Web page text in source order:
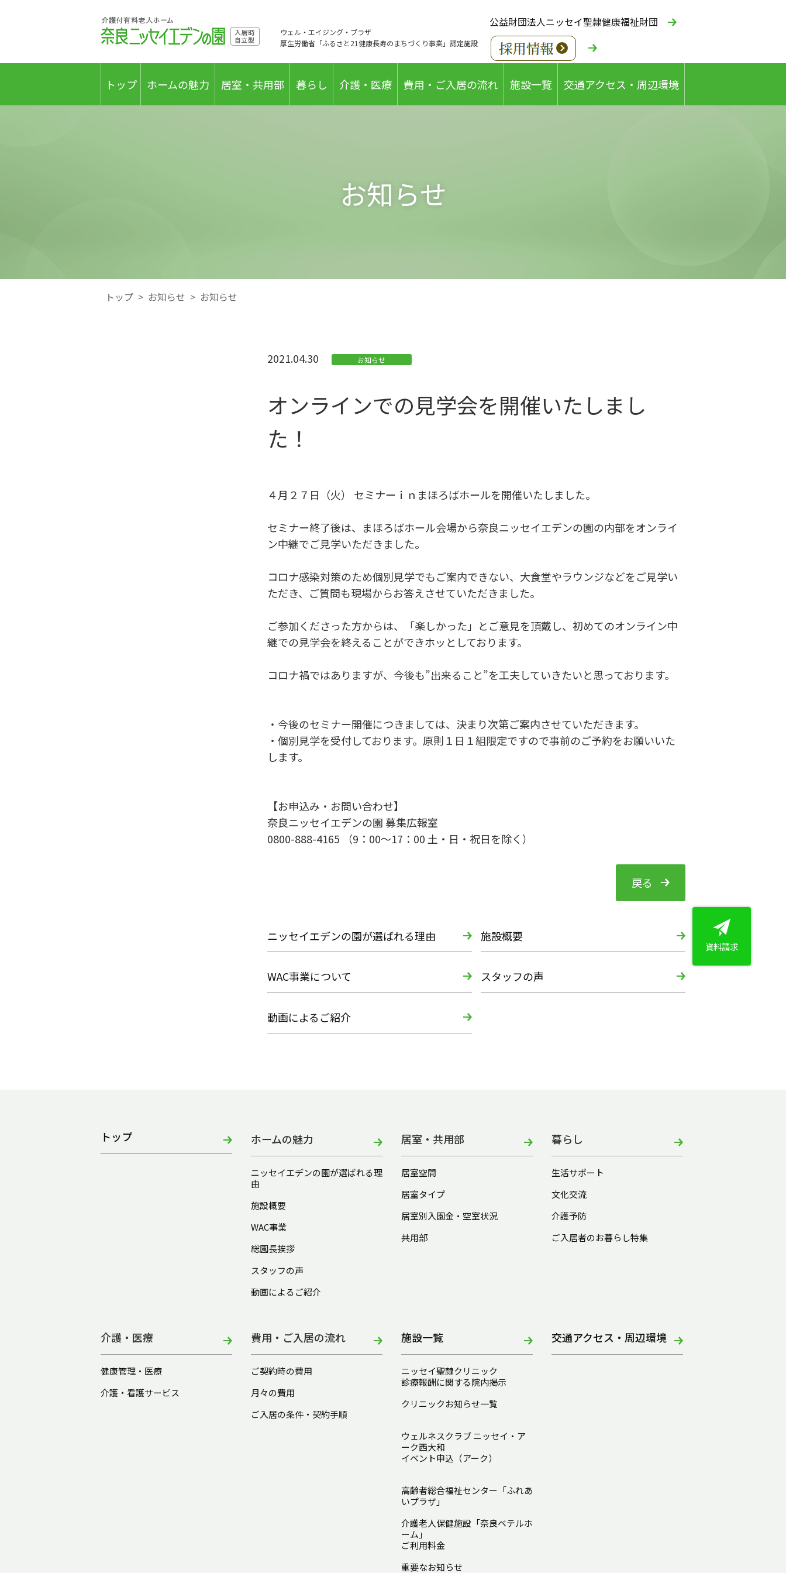
公益財団法人ニッセイ聖隷健康福祉財団
ウェル・エイジング・プラザ
厚生労働省「ふるさと21健康長寿のまちづくり事業」認定施設
トップ ホームの魅力 居室・共用部 暮らし 介護・医療 費用・ご入居の流れ 施設一覧 交通アクセス・周辺環境
お知らせ
トップ > お知らせ > お知らせ
2021.04.30 お知らせ
オンラインでの見学会を開催いたしまし
た！
４月２７日（火） セミナーｉｎまほろばホールを開催いたしました。
セミナー終了後は、まほろばホール会場から奈良ニッセイエデンの園の内部をオンライ
ン中継でご見学いただきました。
コロナ感染対策のため個別見学でもご案内できない、大食堂やラウンジなどをご見学い
ただき、ご質問も現場からお答えさせていただきました。
ご参加くださった方からは、「楽しかった」とご意見を頂戴し、初めてのオンライン中
継での見学会を終えることができホッとしております。
コロナ禍ではありますが、今後も”出来ること”を工夫していきたいと思っております。
・今後のセミナー開催につきましては、決まり次第ご案内させていただきます。
・個別見学を受付しております。原則１日１組限定ですので事前のご予約をお願いいた
します。
【お申込み・お問い合わせ】
奈良ニッセイエデンの園 募集広報室
0800-888-4165 （9：00～17：00 土・日・祝日を除く）
戻る
ニッセイエデンの園が選ばれる理由 施設概要
WAC事業について スタッフの声
動画によるご紹介
資料請求
トップ ホームの魅力
ニッセイエデンの園が選ばれる理
由
施設概要
WAC事業
総園長挨拶
スタッフの声
動画によるご紹介
居室・共用部
居室空間
居室タイプ
居室別入園金・空室状況
共用部
暮らし
生活サポート
文化交流
介護予防
ご入居者のお暮らし特集
介護・医療
健康管理・医療
介護・看護サービス
費用・ご入居の流れ
ご契約時の費用
月々の費用
ご入居の条件・契約手順
施設一覧
ニッセイ聖隷クリニック
診療報酬に関する院内掲示
クリニックお知らせ一覧
ウェルネスクラブ ニッセイ・ア
ーク西大和
イベント申込（アーク）
高齢者総合福祉センター「ふれあ
いプラザ」
介護老人保健施設「奈良ベテルホ
ーム」
ご利用料金
重要なお知らせ
交通アクセス・周辺環境